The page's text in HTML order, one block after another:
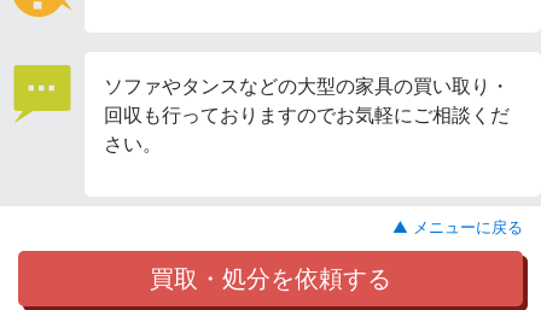
ソファやタンスなどの大型の家具の買い取り・
回収も行っておりますのでお気軽にご相談くだ
さい。
▲ メニューに戻る
買取・処分を依頼する